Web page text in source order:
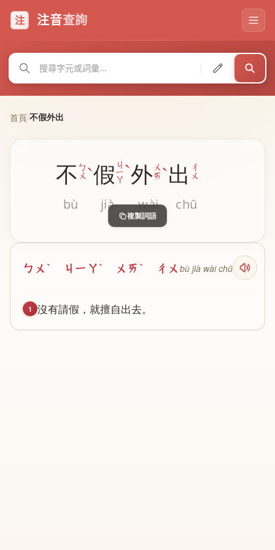
注 注音查詢
首頁/不假外出
不 ㄅ
ㄨˋ
bù
假 ㄐ
ㄧ
ㄚ
ˋ
jià
外ㄨ
ㄞˋ
wài
出 ㄔ
ㄨ
chū
複製詞語
ㄅㄨˋ ㄐㄧㄚˋ ㄨㄞˋ ㄔㄨ bù jià wài chū
1 沒有請假 ， 就擅自出去。